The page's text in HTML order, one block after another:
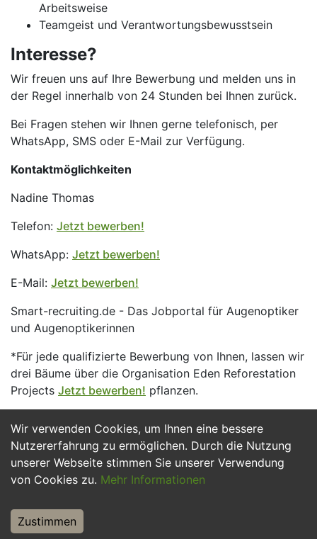
Wir verwenden Cookies, um Ihnen eine bessere
Nutzererfahrung zu ermöglichen. Durch die Nutzung
unserer Webseite stimmen Sie unserer Verwendung
von Cookies zu. Mehr Informationen
Zustimmen
Arbeitsweise
Teamgeist und Verantwortungsbewusstsein
Interesse?
Wir freuen uns auf Ihre Bewerbung und melden uns in
der Regel innerhalb von 24 Stunden bei Ihnen zurück.
Bei Fragen stehen wir Ihnen gerne telefonisch, per
WhatsApp, SMS oder E-Mail zur Verfügung.
Kontaktmöglichkeiten
Nadine Thomas
Telefon: Jetzt bewerben!
WhatsApp: Jetzt bewerben!
E-Mail: Jetzt bewerben!
Smart-recruiting.de - Das Jobportal für Augenoptiker
und Augenoptikerinnen
*Für jede qualifizierte Bewerbung von Ihnen, lassen wir
drei Bäume über die Organisation Eden Reforestation
Projects Jetzt bewerben! pflanzen.
Jetzt Bewerben